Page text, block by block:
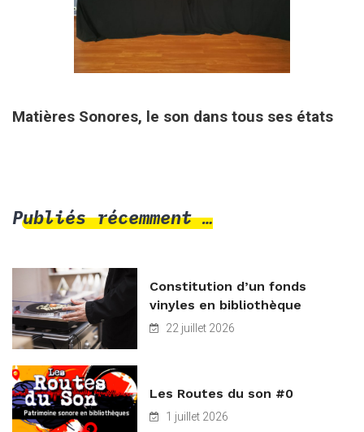
Matières Sonores, le son dans tous ses états
Publiés récemment …
Constitution d’un fonds
vinyles en bibliothèque
22 juillet 2026
Les Routes du son #0
1 juillet 2026